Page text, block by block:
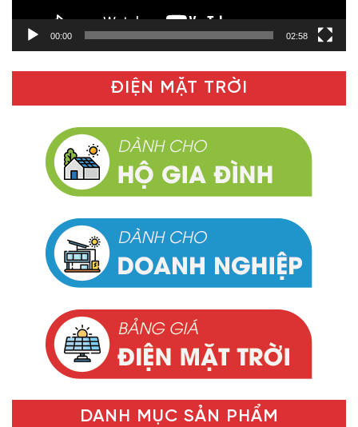
00:00 02:58
ĐIỆN MẶT TRỜI
DANH MỤC SẢN PHẨM